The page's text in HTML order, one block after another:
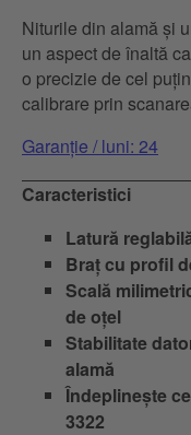
Niturile din alamă și
un aspect de înaltă
o precizie de cel
calibrare prin
Garanție / luni: 24
Caracteristici
Latură
Braț cu profil
Scală
de oțel
Stabilitate
alamă
Îndeplinește
3322